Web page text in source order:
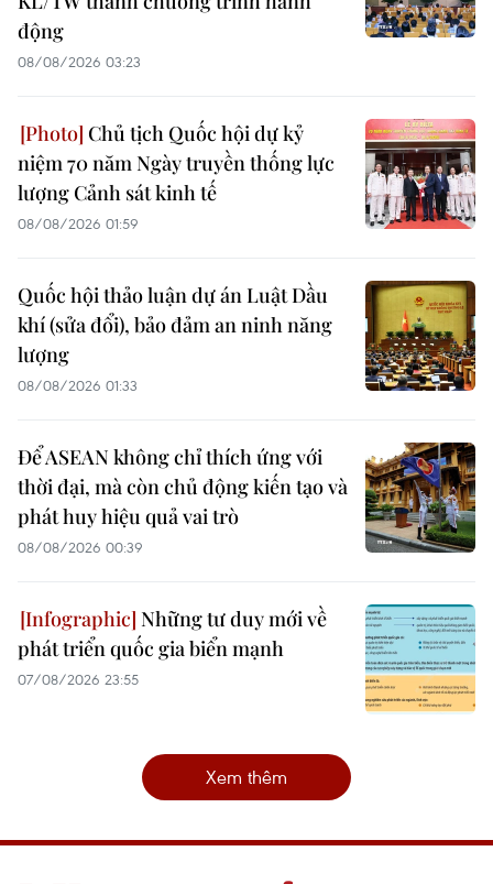
động
08/08/2026 03:23
Chủ tịch Quốc hội dự kỷ
niệm 70 năm Ngày truyền thống lực
lượng Cảnh sát kinh tế
08/08/2026 01:59
Quốc hội thảo luận dự án Luật Dầu
khí (sửa đổi), bảo đảm an ninh năng
lượng
08/08/2026 01:33
Để ASEAN không chỉ thích ứng với
thời đại, mà còn chủ động kiến tạo và
phát huy hiệu quả vai trò
08/08/2026 00:39
Những tư duy mới về
phát triển quốc gia biển mạnh
07/08/2026 23:55
Xem thêm